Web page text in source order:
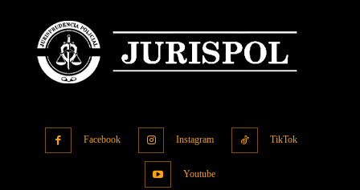
Facebook Instagram TikTok
Youtube